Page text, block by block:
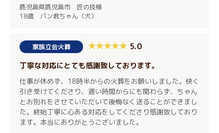
鹿児島県鹿児島市 匠の技様
18歳 パン君ちゃん（犬）
家族立会火葬 5.0
丁寧な対応にとても感謝致しております。
仕事が休めず、18時半からの火葬をお願いしました。快く
引き受けてくださり、遅い時間からにも関わらず、ちゃん
とお別れをさせていただいて後悔なく送ることができまし
た。終始丁寧に心ある対応をしてくださり感謝致しており
ます。本当にありがとうございました。